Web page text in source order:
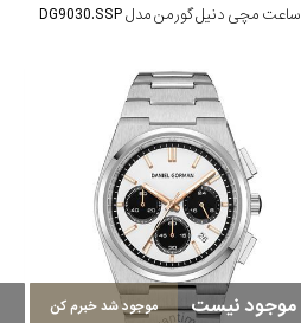
ساعت مچی دنیل گورمن مدل DG9030.SSP
موجود نیست موجود شد خبرم کن